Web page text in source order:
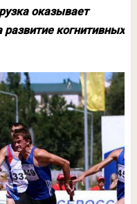
оказывает
развитие когнитивных